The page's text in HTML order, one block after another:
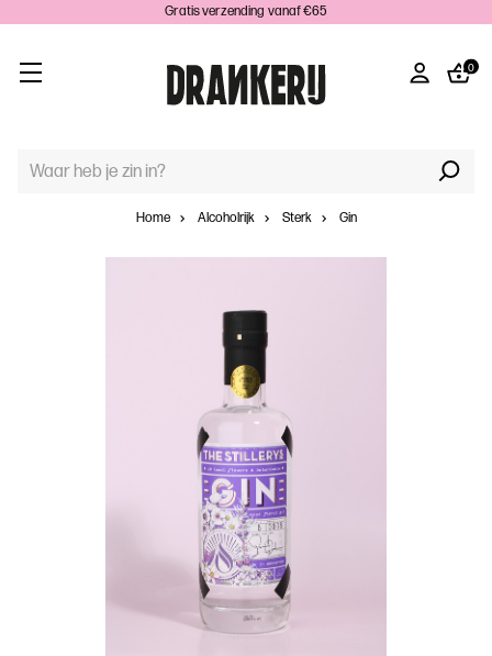
Gratis verzending vanaf €65
0
TREFWOORD
Home
Alcoholrijk Sterk Gin